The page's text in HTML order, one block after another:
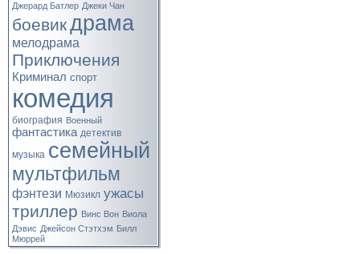
Джерард Батлер Джеки Чан
боевикдрама
мелодрама
Приключения
Криминал спорт
комедия
биография Военный
фантастика детектив
музыка семейный
мультфильм
фэнтези Мюзикл ужасы
триллер Винс Вон Виола
Дэвис Джейсон Стэтхэм Билл
Мюррей